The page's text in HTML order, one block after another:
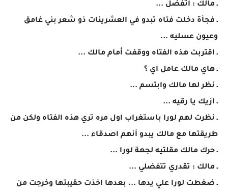
ـ مالك : اتفضل ...
ـ فجأة دخلت فتاه تبدو في العشرينات ذو شعر بني غامق
وعيون عسليه ...
ـ اقتربت هذه الفتاه ووقفت أمام مالك ...
ـ هاي مالك عامل اي ؟
ـ نظر لها مالك وابتسم ...
ـ ازيك يا رقيه ...
ـ نظرت لهم لورا باستغراب اول مره تري هذه الفتاه ولكن من
طريقتها مع مالك يبدو أنهم اصدقاء ...
ـ حرك مالك مقلتيه لجهة لورا ...
ـ مالك : تقدري تتفضلي ...
ـ ضغطت لورا علي يدها ... بعدها اخذت حقيبتها وخرجت من